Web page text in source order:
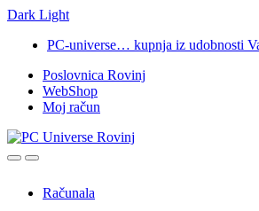
Dark Light
navigation
content
PC-universe… kupnja iz udobnosti
Poslovnica Rovinj
WebShop
Moj račun
OpenClose
Računala